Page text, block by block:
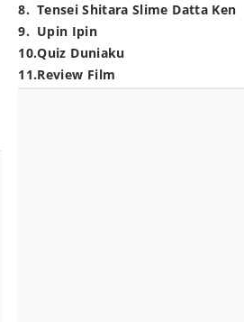
8. Tensei Shitara Slime Datta Ken
9. Upin Ipin
10.Quiz Duniaku
11.Review Film